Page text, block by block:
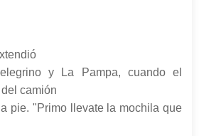
y La Pampa, cuando el
camión
pie. "Primo llevate la mochila que